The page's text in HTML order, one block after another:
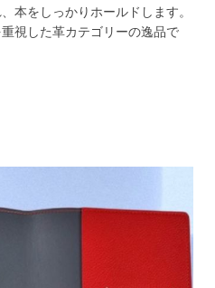
本をしっかりホールドします。
視した革カテゴリーの逸品で